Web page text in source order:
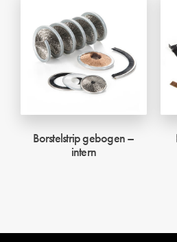
Borstelstrip gebogen –
intern